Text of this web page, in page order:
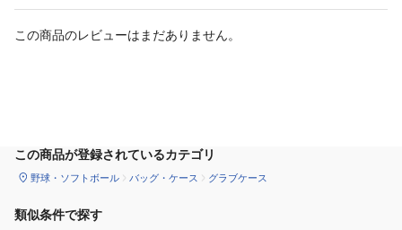
この商品のレビューはまだありません。
この商品が登録されているカテゴリ
野球・ソフトボール バッグ・ケース グラブケース
類似条件で探す